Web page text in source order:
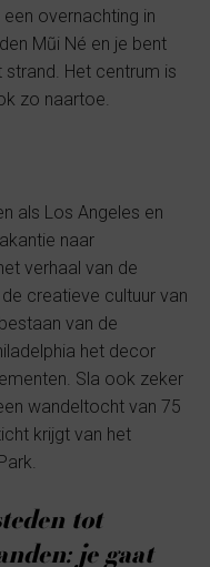
overnachting in
Mũi Né en je bent
Het centrum is
zo naartoe.
als Los Angeles en
naar
verhaal van de
creatieve cultuur van
van de
het decor
Sla ook zeker
wandeltocht van 75
krijgt van het
tot
je gaat